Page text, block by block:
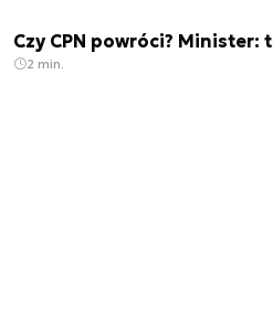
Czy CPN powróci? Minister:
2 min.